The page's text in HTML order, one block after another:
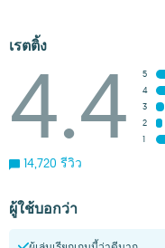
เรตติ้ง
4.4
5
4
3
2
1
14,720 รีวิว
ผู้ใช้บอกว่า